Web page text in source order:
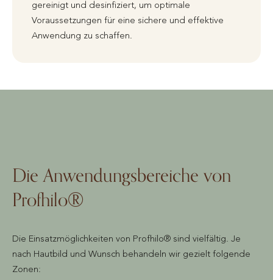
gereinigt und desinfiziert, um optimale
Voraussetzungen für eine sichere und effektive
Anwendung zu schaffen.
Die Anwendungsbereiche von
Profhilo®
Die Einsatzmöglichkeiten von Profhilo® sind vielfältig. Je
nach Hautbild und Wunsch behandeln wir gezielt folgende
Zonen: